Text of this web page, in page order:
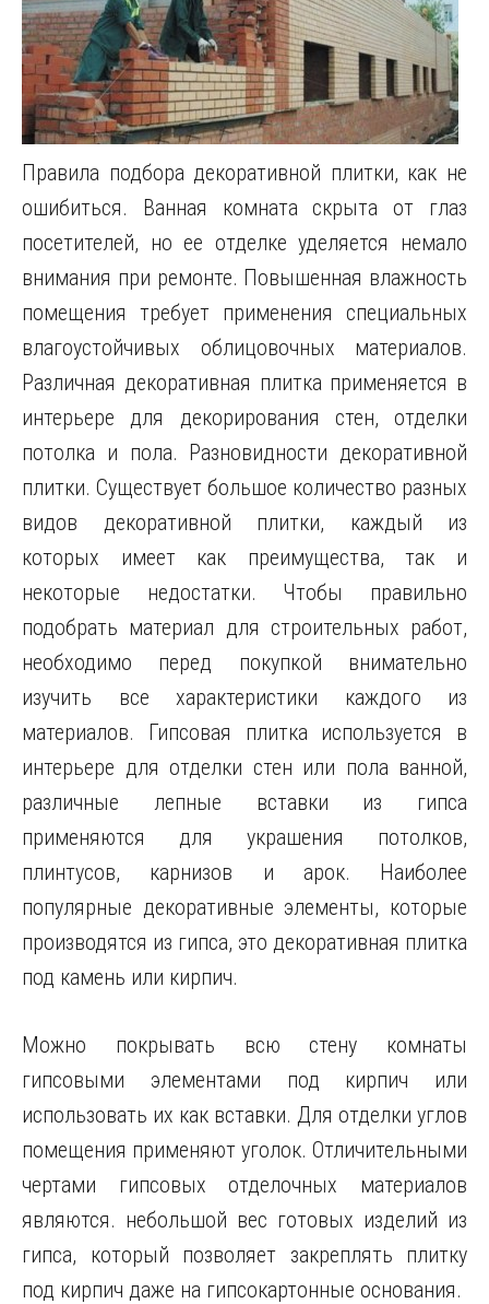
Правила подбора декоративной плитки, как не
ошибиться. Ванная комната скрыта от глаз
посетителей, но ее отделке уделяется немало
внимания при ремонте. Повышенная влажность
помещения требует применения специальных
влагоустойчивых облицовочных материалов.
Различная декоративная плитка применяется в
интерьере для декорирования стен, отделки
потолка и пола. Разновидности декоративной
плитки. Существует большое количество разных
видов декоративной плитки, каждый из
которых имеет как преимущества, так и
некоторые недостатки. Чтобы правильно
подобрать материал для строительных работ,
необходимо перед покупкой внимательно
изучить все характеристики каждого из
материалов. Гипсовая плитка используется в
интерьере для отделки стен или пола ванной,
различные лепные вставки из гипса
применяются для украшения потолков,
плинтусов, карнизов и арок. Наиболее
популярные декоративные элементы, которые
производятся из гипса, это декоративная плитка
под камень или кирпич.
Можно покрывать всю стену комнаты
гипсовыми элементами под кирпич или
использовать их как вставки. Для отделки углов
помещения применяют уголок. Отличительными
чертами гипсовых отделочных материалов
являются. небольшой вес готовых изделий из
гипса, который позволяет закреплять плитку
под кирпич даже на гипсокартонные основания.